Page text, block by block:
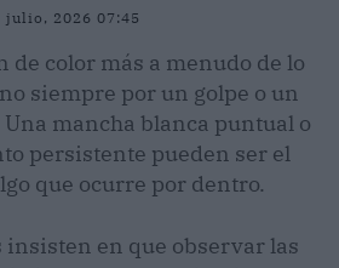
julio, 2026 07:45
de color más a menudo de lo
siempre por un golpe o un
mancha blanca puntual o
persistente pueden ser el
que ocurre por dentro.
insisten en que observar las